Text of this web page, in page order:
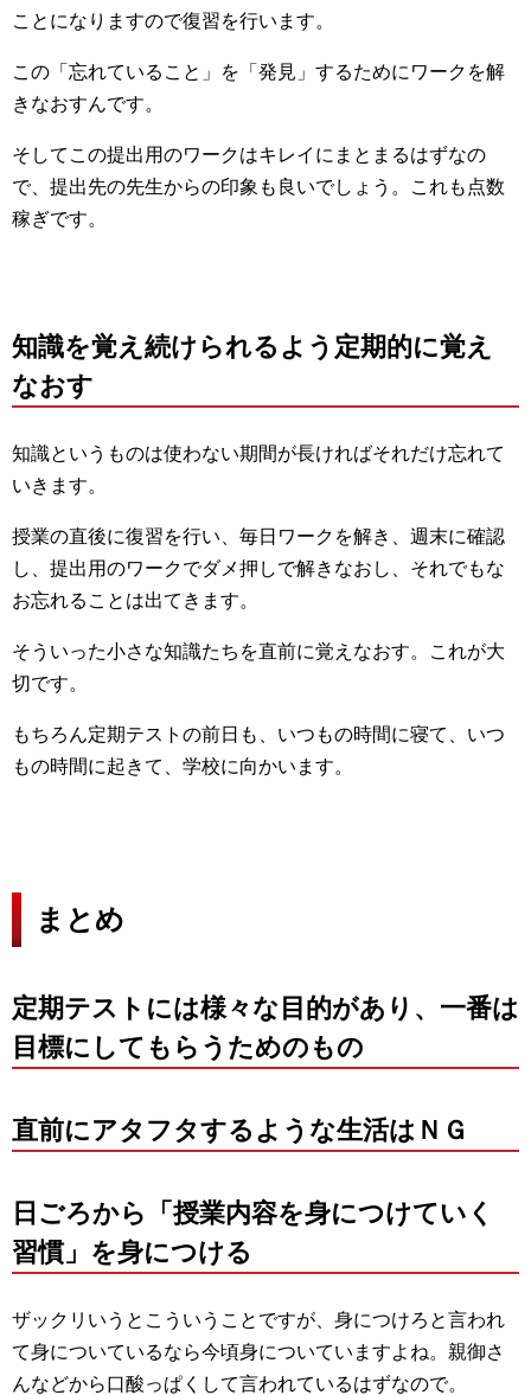
ことになりますので復習を行います。
この「忘れていること」を「発見」するためにワークを解
きなおすんです。
そしてこの提出用のワークはキレイにまとまるはずなの
で、提出先の先生からの印象も良いでしょう。これも点数
稼ぎです。
知識を覚え続けられるよう定期的に覚え
なおす
知識というものは使わない期間が長ければそれだけ忘れて
いきます。
授業の直後に復習を行い、毎日ワークを解き、週末に確認
し、提出用のワークでダメ押しで解きなおし、それでもな
お忘れることは出てきます。
そういった小さな知識たちを直前に覚えなおす。これが大
切です。
もちろん定期テストの前日も、いつもの時間に寝て、いつ
もの時間に起きて、学校に向かいます。
まとめ
定期テストには様々な目的があり、一番は
目標にしてもらうためのもの
直前にアタフタするような生活はＮＧ
日ごろから「授業内容を身につけていく
習慣」を身につける
ザックリいうとこういうことですが、身につけろと言われ
て身についているなら今頃身についていますよね。親御さ
んなどから口酸っぱくして言われているはずなので。